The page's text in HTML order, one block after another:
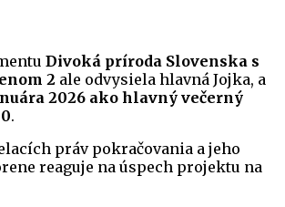
Divoká príroda Slovenska s
2 ale odvysiela hlavná Jojka, a
2026 ako hlavný večerný
.
práv pokračovania a jeho
reaguje na úspech projektu na